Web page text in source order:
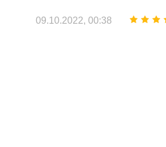
09.10.2022, 00:38